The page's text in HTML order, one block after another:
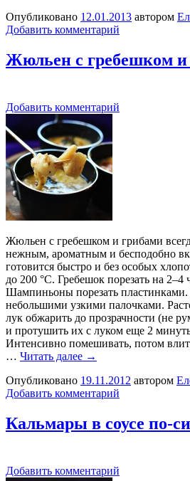
Опубликовано 12.01.2013 автором
Добавить комментарий
Жюльен с гребешком и
Добавить комментарий
Жюльен с гребешком и грибами
нежным, ароматным и бесподобно
готовится быстро и без особых
до 200 °C. Гребешок порезать на 2–4
Шампиньоны порезать пластинками.
небольшими узкими палочками.
лук обжарить до прозрачности (не
и протушить их с луком еще 2
Интенсивно помешивать, потом
… Читать далее →
Опубликовано 19.11.2012 автором
Добавить комментарий
Кальмары в соусе по-
Добавить комментарий